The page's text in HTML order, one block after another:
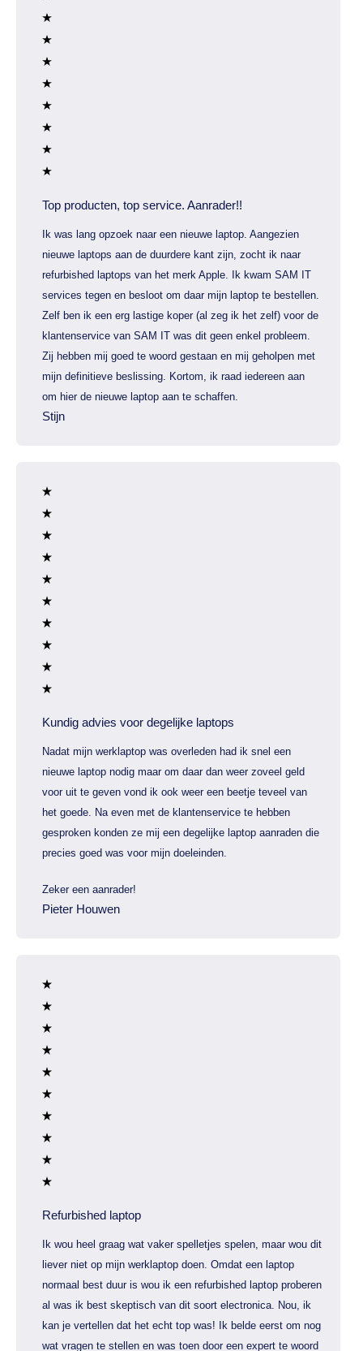
Top producten, top service. Aanrader!!
Ik was lang opzoek naar een nieuwe laptop. Aangezien
nieuwe laptops aan de duurdere kant zijn, zocht ik naar
refurbished laptops van het merk Apple. Ik kwam SAM IT
services tegen en besloot om daar mijn laptop te bestellen.
Zelf ben ik een erg lastige koper (al zeg ik het zelf) voor de
klantenservice van SAM IT was dit geen enkel probleem.
Zij hebben mij goed te woord gestaan en mij geholpen met
mijn definitieve beslissing. Kortom, ik raad iedereen aan
om hier de nieuwe laptop aan te schaffen.
Stijn
Kundig advies voor degelijke laptops
Nadat mijn werklaptop was overleden had ik snel een
nieuwe laptop nodig maar om daar dan weer zoveel geld
voor uit te geven vond ik ook weer een beetje teveel van
het goede. Na even met de klantenservice te hebben
gesproken konden ze mij een degelijke laptop aanraden die
precies goed was voor mijn doeleinden.
Zeker een aanrader!
Pieter Houwen
Refurbished laptop
Ik wou heel graag wat vaker spelletjes spelen, maar wou dit
liever niet op mijn werklaptop doen. Omdat een laptop
normaal best duur is wou ik een refurbished laptop proberen
al was ik best skeptisch van dit soort electronica. Nou, ik
kan je vertellen dat het echt top was! Ik belde eerst om nog
wat vragen te stellen en was toen door een expert te woord